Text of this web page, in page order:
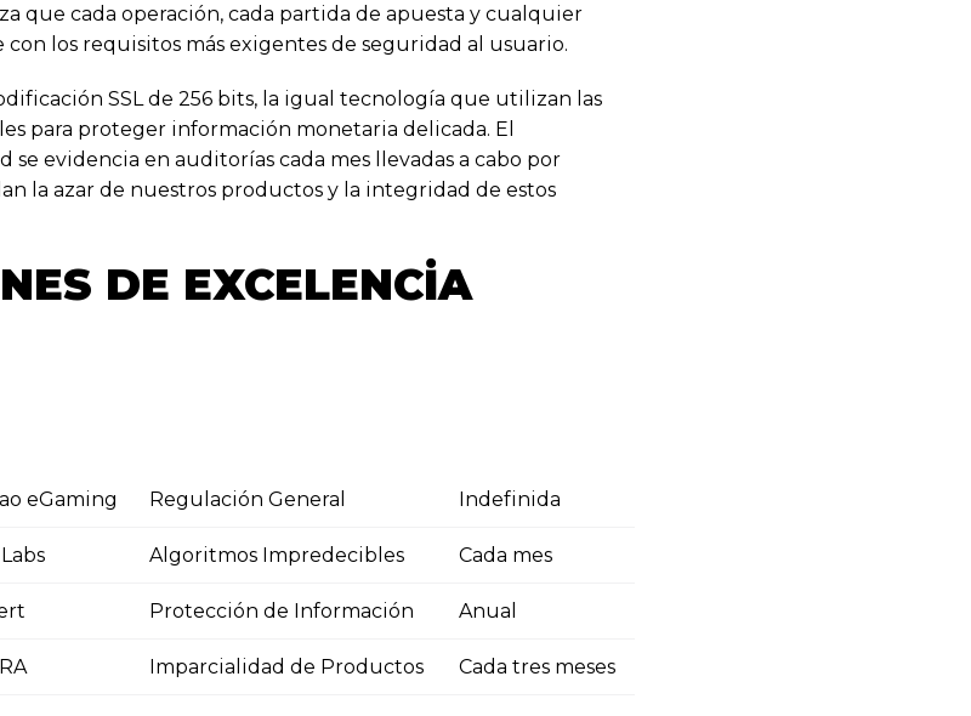
que cada operación, cada partida de apuesta y cualquier
con los requisitos más exigentes de seguridad al usuario.
SSL de 256 bits, la igual tecnología que utilizan las
para proteger información monetaria delicada. El
se evidencia en auditorías cada mes llevadas a cabo por
la azar de nuestros productos y la integridad de estos
DE EXCELENCIA
eGaming Regulación General Indefinida
Algoritmos Impredecibles Cada mes
Protección de Información Anual
Imparcialidad de Productos Cada tres meses